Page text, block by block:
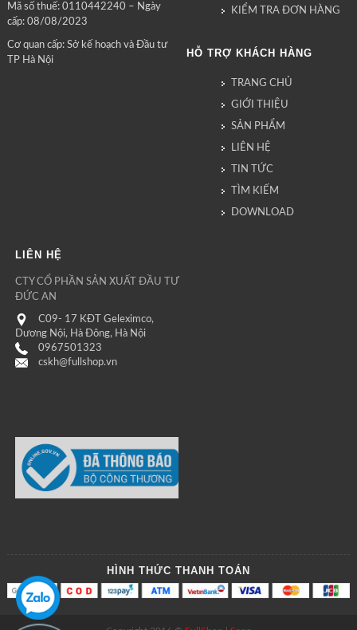
Mã số thuế: 0110442240 – Ngày
cấp: 08/08/2023
Cơ quan cấp: Sở kế hoạch và Đầu tư
TP Hà Nội
KIỂM TRA ĐƠN HÀNG
HỖ TRỢ KHÁCH HÀNG
TRANG CHỦ
GIỚI THIỆU
SẢN PHẨM
LIÊN HỆ
TIN TỨC
TÌM KIẾM
DOWNLOAD
LIÊN HỆ
CTY CỔ PHẦN SẢN XUẤT ĐẦU TƯ
ĐỨC AN
C09- 17 KĐT Geleximco,
Dương Nội, Hà Đông, Hà Nội
0967501323
cskh@fullshop.vn
HÌNH THỨC THANH TOÁN